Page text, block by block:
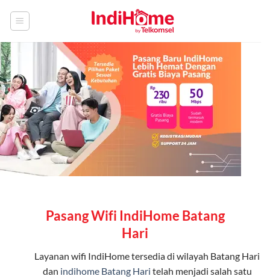
Pasang Wifi IndiHome Batang
Hari
Layanan wifi IndiHometersedia di wilayah Batang Hari
dan indihome Batang Hari telah menjadi salah satu